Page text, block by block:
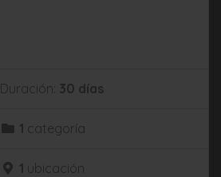
Duración: 30 días
1 categoría
1 ubicación